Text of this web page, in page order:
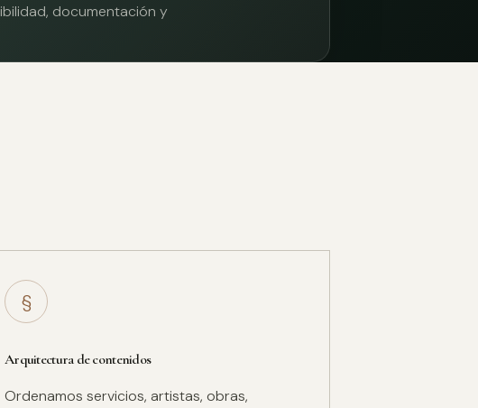
documentación y
§
Arquitectura de contenidos
Ordenamos servicios, artistas, obras,